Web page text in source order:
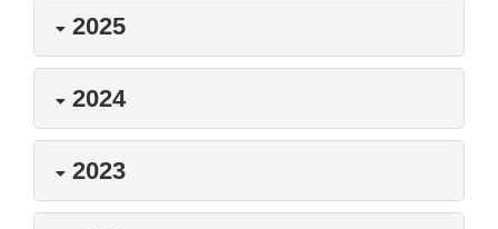
2025
2024
2023